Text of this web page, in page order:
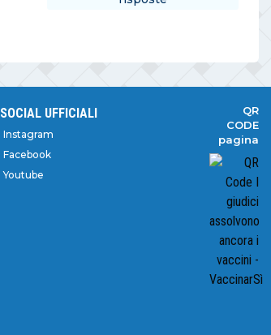
SOCIAL UFFICIALI
Instagram
Facebook
Youtube
QR
CODE
pagina